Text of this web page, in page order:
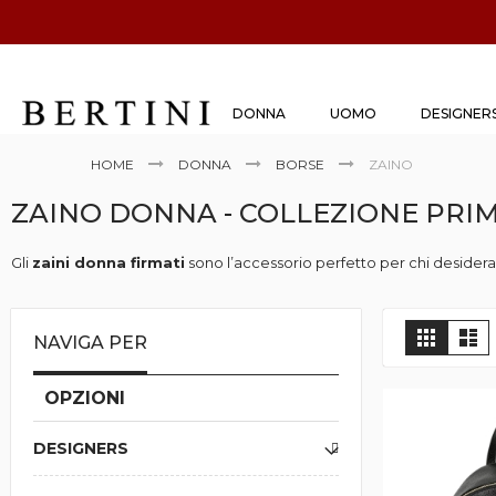
DONNA UOMO
HOME DONNA BORSE ZAINO
ZAINO DONNA - COLLEZIONE
Gli zaini donna firmati sono l’accessorio perfetto per chi
, modelli compatti, versioni capienti e
Perfetti per chi ricerca
accessori donna
Mostra
come
Griglia
NAVIGA PER
OPZIONI
DESIGNERS